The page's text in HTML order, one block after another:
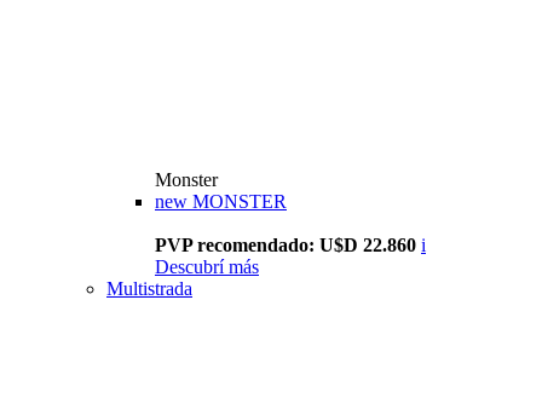
Monster
new MONSTER
PVP recomendado: U$D 22.860 i
Descubrí más
Multistrada